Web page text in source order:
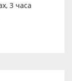
3 часа